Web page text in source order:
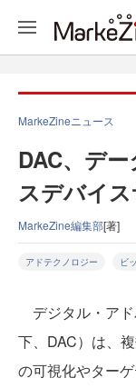
MarkeZineニュース
DAC、デ
スデバイ
MarkeZine編集部[著]
アドテクノロジー ビ
デジタル・ア
下、DAC）は、
の可視化やター